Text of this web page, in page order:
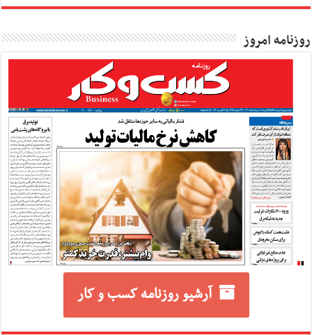
روزنامه امروز
آرشیو روزنامه کسب و کار